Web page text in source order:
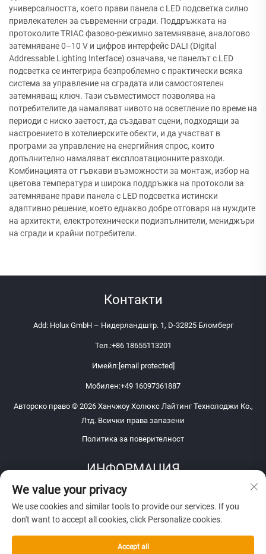
универсалността, което прави панела с LED подсветка силно
привлекателен за съвременни сгради. Поддръжката на
протоколите TRIAC фазово-режимно затемняване, аналогово
затемняване 0–10 V и цифров интерфейс DALI (Digital
Addressable Lighting Interface) означава, че панелът с LED
подсветка се интегрира безпроблемно с практически всяка
система за управление на сградата или самостоятелен
затемняващ ключ. Тази съвместимост позволява на
потребителите да намаляват нивото на осветление по време на
периоди с ниско заетост, да създават сцени, подходящи за
настроението в хотелиерските обекти, и да участват в
програми за управление на енергийния спрос, които
допълнително намаляват експлоатационните разходи.
Комбинацията от гъвкави възможности за монтаж, избор на
цветова температура и широка поддръжка на протоколи за
затемняване прави панела с LED подсветка истински
адаптивно решение, което еднакво добре отговаря на нуждите
на архитекти, електротехнически подизпълнители, мениджъри
на сгради и крайни потребители.
Контакти
Add: Holux GmbH – Нидерландштр. 1, D-32825 Бломберг
Тел.:+86 18655113201
Имейл:[email protected]
Мобилен:+49 16097361887
Авторско право © 2026 Ханчжоу Холюкс Лайтинг Технолоджи Ко.,
Лтд. Всички права запазени
Политика за поверителност
ИНФОРМАЦИЯ
Запишете се, за да получавате нашия седмичен бюлетин
We value your privacy
We use cookies and similar tools to provide our services. If you
don't want to accept all cookies, click Personalize cookies.
Accept all